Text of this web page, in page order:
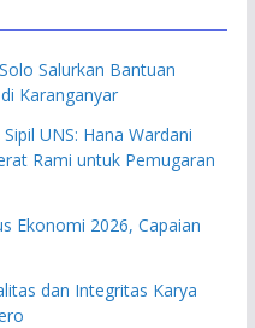
Salurkan Bantuan
Karanganyar
UNS: Hana Wardani
Rami untuk Pemugaran
Ekonomi 2026, Capaian
dan Integritas Karya